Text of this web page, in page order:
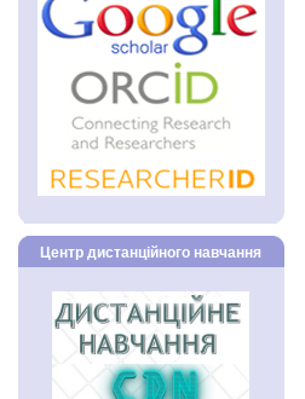
Центр дистанційного навчання